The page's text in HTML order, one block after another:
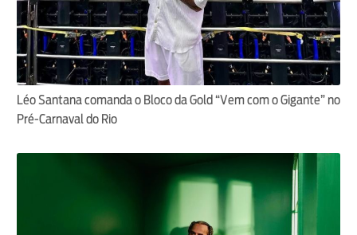
Léo Santana comanda o Bloco da Gold “Vem com o Gigante” no
Pré-Carnaval do Rio